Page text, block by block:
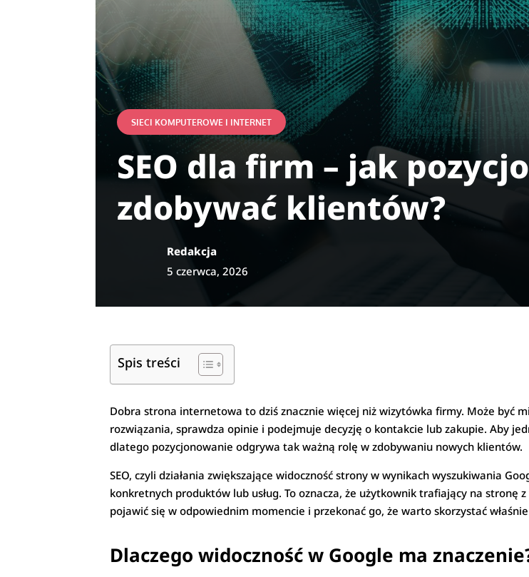
SIECI KOMPUTEROWE I INTERNET
SEO dla firm – jak
zdobywać klientów?
Redakcja
5 czerwca, 2026
Spis treści
Dobra strona internetowa to dziś znacznie więcej niż wizytówka firmy. Może być
rozwiązania, sprawdza opinie i podejmuje decyzję o kontakcie lub zakupie. Aby
dlatego pozycjonowanie odgrywa tak ważną rolę w zdobywaniu nowych klientów.
SEO, czyli działania zwiększające widoczność strony w wynikach wyszukiwania
konkretnych produktów lub usług. To oznacza, że użytkownik trafiający na
pojawić się w odpowiednim momencie i przekonać go, że warto skorzystać
Dlaczego widoczność w Google ma